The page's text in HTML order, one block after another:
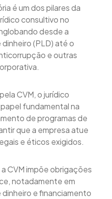
é um dos pilares da
consultivo no
desde a
(PLD) até o
e outras
CVM, o jurídico
fundamental na
de programas de
que a empresa atue
e éticos exigidos.
CVM impõe obrigações
notadamente em
e financiamento